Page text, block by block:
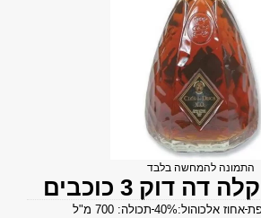
התמונה להמחשה בלבד
דוק 3 כוכבים
אחוז אלכוהול:40% תכולה: 700 מ"ל